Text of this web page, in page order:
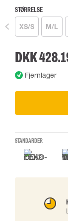
STØRRELSE
XS/S M/L
DKK
Fjernlager
STANDARDER